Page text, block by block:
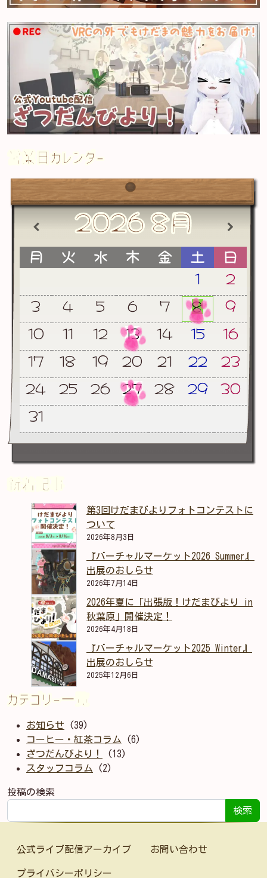
営業日カレンダー
2026 8月
月 火 水 木 金 土
日
1
2
3
4 5 6 7 8
9
10
11 12 13 14 15
16
17
18 19 20 21 22
23
24
25 26 27 28 29
30
31
新着記事
第3回けだまびよりフォトコンテストに
ついて
2026年8月3日
『バーチャルマーケット2026 Summer』
出展のおしらせ
2026年7月14日
2026年夏に「出張版！けだまびより in
秋葉原」開催決定！
2026年4月18日
『バーチャルマーケット2025 Winter』
出展のおしらせ
2025年12月6日
カテゴリー一覧
お知らせ (39)
コーヒー・紅茶コラム
(6)
ざつだんびより！
(13)
スタッフコラム
(2)
投稿の検索
検索
公式ライブ配信アーカイブ お問い合わせ
プライバシーポリシー